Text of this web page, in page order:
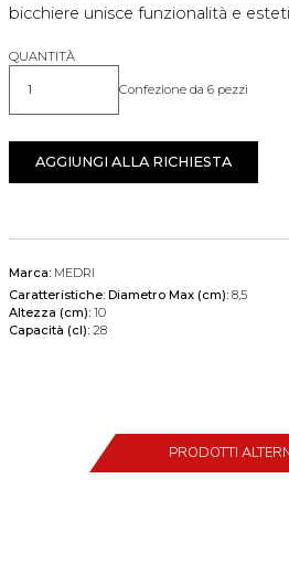
bicchiere unisce funzionalità e
QUANTITÀ
Quantità Confezione da 6 pezzi
AGGIUNGI ALLA RICHIESTA
Marca: MEDRI
Caratteristiche: Diametro Max (cm): 8,5
Altezza (cm): 10
Capacità (cl): 28
PRODOTTI